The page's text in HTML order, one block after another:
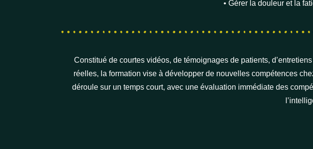
• Gérer la douleur et la
Constitué de courtes vidéos, de témoignages de patients,
réelles, la formation vise à développer de nouvelles compétences
déroule sur un temps court, avec une évaluation immédiate des